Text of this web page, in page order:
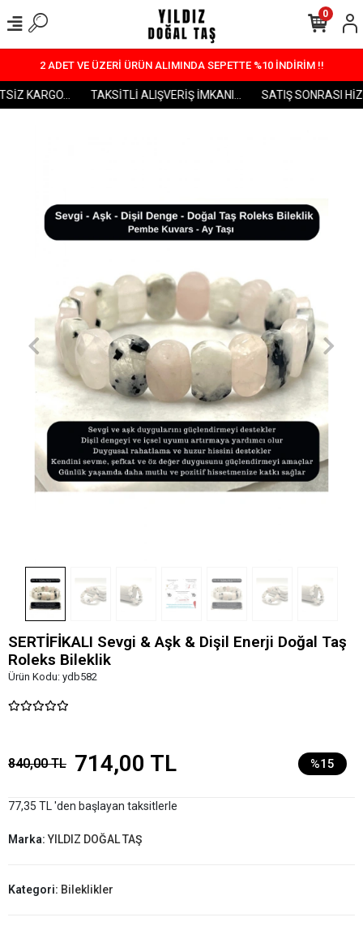
2 ADET VE ÜZERİ ÜRÜN ALIMINDA SEPETTE %10 İNDİRİM !!
KARGO... TAKSİTLİ ALIŞVERİŞ İMKANI... SATIŞ SONRASI
0
SERTİFİKALI Sevgi & Aşk & Dişil Enerji Doğal Taş
Roleks Bileklik
Ürün Kodu: ydb582
840,00 TL 714,00 TL %15
77,35 TL 'den başlayan taksitlerle
Marka:YILDIZ DOĞAL TAŞ
Kategori: Bileklikler